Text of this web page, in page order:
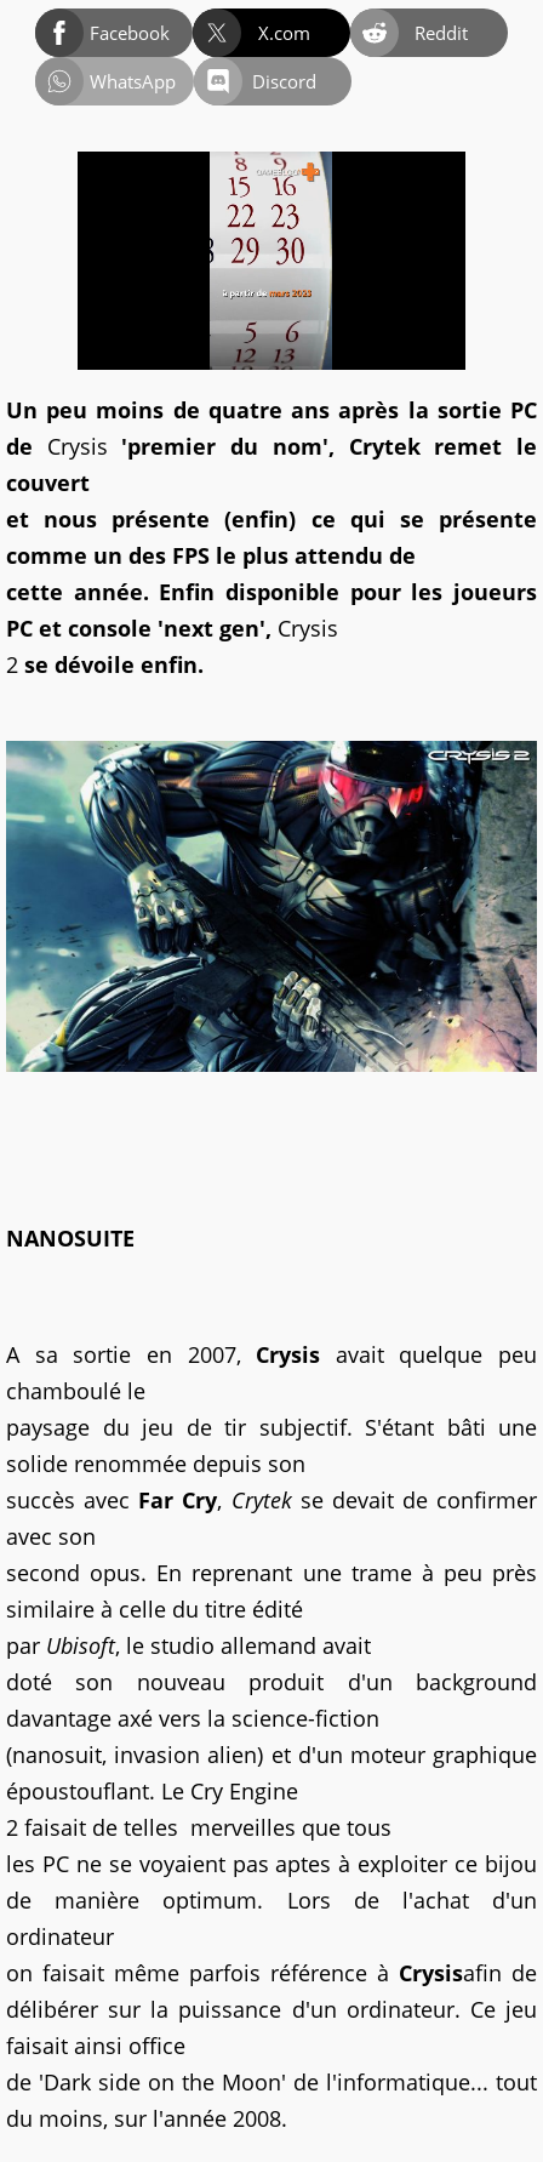
Facebook X.com
Reddit
WhatsApp
Discord
Un peu moins de quatre ans après la sortie PC
de Crysis 'premier du nom', Crytek remet le
couvert
et nous présente (enfin) ce qui se présente
comme un des FPS le plus attendu de
cette année. Enfin disponible pour les joueurs
PC et console 'next gen', Crysis
2 se dévoile enfin.
NANOSUITE
A sa sortie en 2007, Crysis avait quelque peu
chamboulé le
paysage du jeu de tir subjectif. S'étant bâti une
solide renommée depuis son
succès avec Far Cry, Crytekse devait de confirmer
avec son
second opus. En reprenant une trame à peu près
similaire à celle du titre édité
par Ubisoft, le studio allemand avait
doté son nouveau produit d'un background
davantage axé vers la science-fiction
(nanosuit, invasion alien) et d'un moteur graphique
époustouflant. Le Cry Engine
2 faisait de telles merveilles que tous
les PC ne se voyaient pas aptes à exploiter ce bijou
de manière optimum. Lors de l'achat d'un
ordinateur
on faisait même parfois référence à Crysisafin de
délibérer sur la puissance d'un ordinateur. Ce jeu
faisait ainsi office
de 'Dark side on the Moon' de l'informatique... tout
du moins, sur l'année 2008.